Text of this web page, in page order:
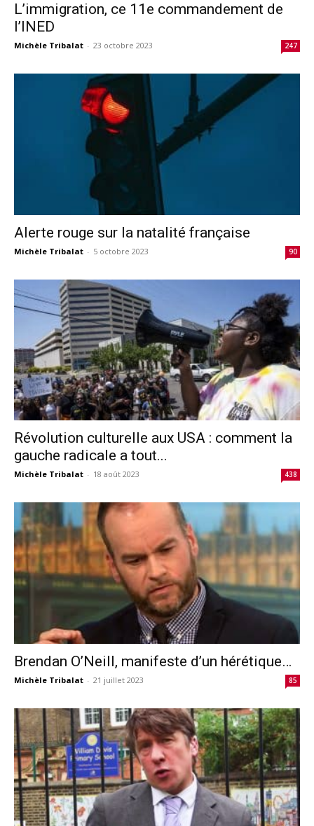
L’immigration, ce 11e commandement de
l’INED
Michèle Tribalat - 23 octobre 2023 247
Alerte rouge sur la natalité française
Michèle Tribalat - 5 octobre 2023 90
Révolution culturelle aux USA : comment la
gauche radicale a tout...
Michèle Tribalat - 18 août 2023 438
Brendan O’Neill, manifeste d’un hérétique…
Michèle Tribalat - 21 juillet 2023 85